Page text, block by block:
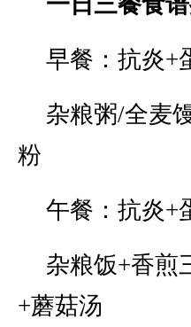
早餐：抗炎+
杂粮粥/全麦
粉
午餐：抗炎+
杂粮饭+香煎
+蘑菇汤